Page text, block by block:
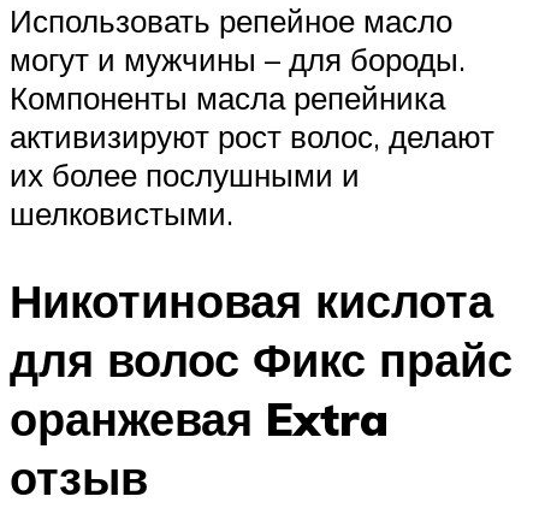
Использовать репейное масло
могут и мужчины – для бороды.
Компоненты масла репейника
активизируют рост волос, делают
их более послушными и
шелковистыми.
Никотиновая кислота
для волос Фикс прайс
оранжевая Extra
отзыв